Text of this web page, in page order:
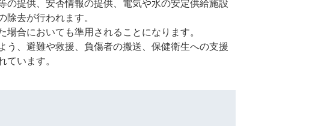
の提供、安否情報の提供、電気や水の安定供給施設
除去が行われます。
合においても準用されることになります。
う、避難や救援、負傷者の搬送、保健衛生への支援
ています。